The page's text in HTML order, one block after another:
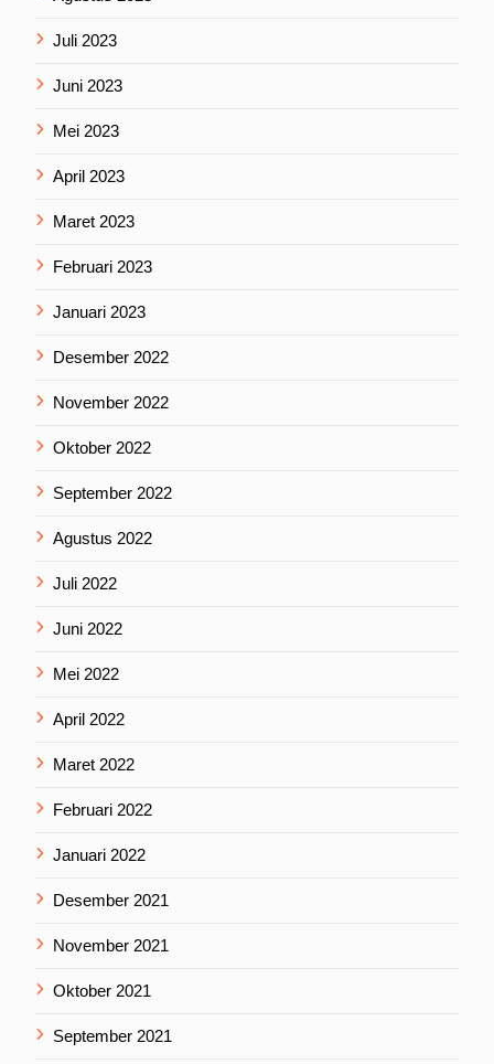
Juli 2023
Juni 2023
Mei 2023
April 2023
Maret 2023
Februari 2023
Januari 2023
Desember 2022
November 2022
Oktober 2022
September 2022
Agustus 2022
Juli 2022
Juni 2022
Mei 2022
April 2022
Maret 2022
Februari 2022
Januari 2022
Desember 2021
November 2021
Oktober 2021
September 2021